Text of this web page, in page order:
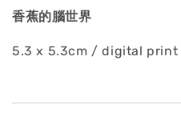
香蕉的腦世界
5.3 x 5.3cm / digital print